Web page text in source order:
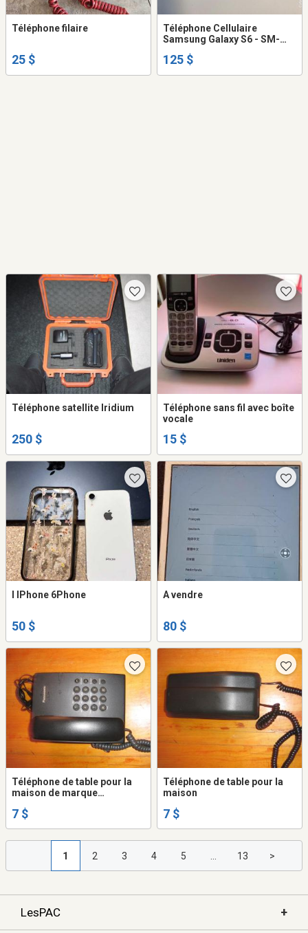
Téléphone filaire
25 $
Téléphone Cellulaire
Samsung Galaxy S6 - SM-
125 $
Téléphone satellite Iridium
250 $
Téléphone sans fil avec boîte
vocale
15 $
I IPhone 6Phone
50 $
A vendre
80 $
Téléphone de table pour la
maison de marque
7 $
Téléphone de table pour la
maison
7 $
1 2 3 4 5 13 >
LesPAC +